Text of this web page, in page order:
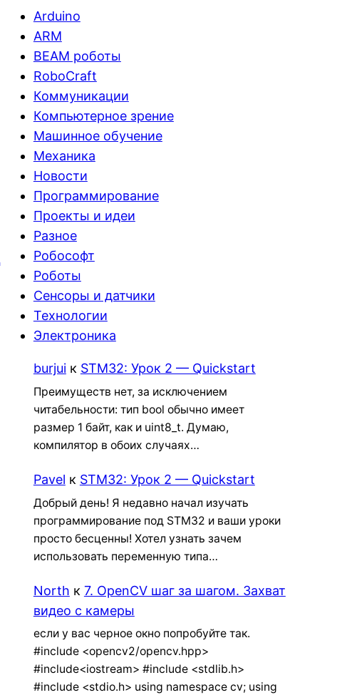
Arduino
ARM
BEAM роботы
RoboCraft
Коммуникации
Компьютерное зрение
Машинное обучение
Механика
Новости
Программирование
Проекты и идеи
Разное
Робософт
Роботы
Сенсоры и датчики
Технологии
Электроника
burjuiк STM32: Урок 2 — Quickstart
Преимуществ нет, за исключением
читабельности: тип bool обычно имеет
размер 1 байт, как и uint8_t. Думаю,
компилятор в обоих случаях…
Pavel к STM32: Урок 2 — Quickstart
Добрый день! Я недавно начал изучать
программирование под STM32 и ваши уроки
просто бесценны! Хотел узнать зачем
использовать переменную типа…
North к 7. OpenCV шаг за шагом. Захват
видео с камеры
если у вас черное окно попробуйте так.
#include <opencv2/opencv.hpp>
#include<iostream> #include <stdlib.h>
#include <stdio.h> using namespace cv; using